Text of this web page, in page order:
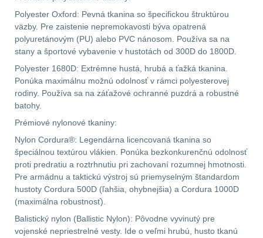
Na vzduchovku
Na kuše2
Přesné střílení 22
Velký oční reliéf1
Na dlouhé vzdálenosti
Multi-range32
Krátka a střední
vzdálenost16
Monokuláry 5
Polyester Oxford: Pevná tkanina so špecifickou štruktúrou
väzby. Pre zaistenie nepremokavosti býva opatrená
polyuretánovým (PU) alebo PVC nánosom. Používa sa na
stany a športové vybavenie v hustotách od 300D do 1800D.
Polyester 1680D: Extrémne hustá, hrubá a ťažká tkanina.
Ponúka maximálnu možnú odolnosť v rámci polyesterovej
rodiny. Používa sa na záťažové ochranné puzdrá a robustné
batohy.
Prémiové nylonové tkaniny:
Nylon Cordura®: Legendárna licencovaná tkanina so
špeciálnou textúrou vlákien. Ponúka bezkonkurenčnú odolnosť
proti predratiu a roztrhnutiu pri zachovaní rozumnej hmotnosti.
Pre armádnu a taktickú výstroj sú priemyselným štandardom
hustoty Cordura 500D (ľahšia, ohybnejšia) a Cordura 1000D
(maximálna robustnosť).
Balistický nylon (Ballistic Nylon): Pôvodne vyvinutý pre
vojenské nepriestrelné vesty. Ide o veľmi hrubú, husto tkanú